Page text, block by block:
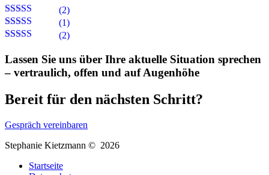
Bewertet mit
5von 5
(2)
Bewertet
5
(1)
mit3
(2)
Lassen Sie uns über Ihre aktuelle Situation sprechen
– vertraulich, offen und auf Augenhöhe
Bereit für den nächsten Schritt?
Gespräch vereinbaren
Stephanie Kietzmann © 2026
Startseite